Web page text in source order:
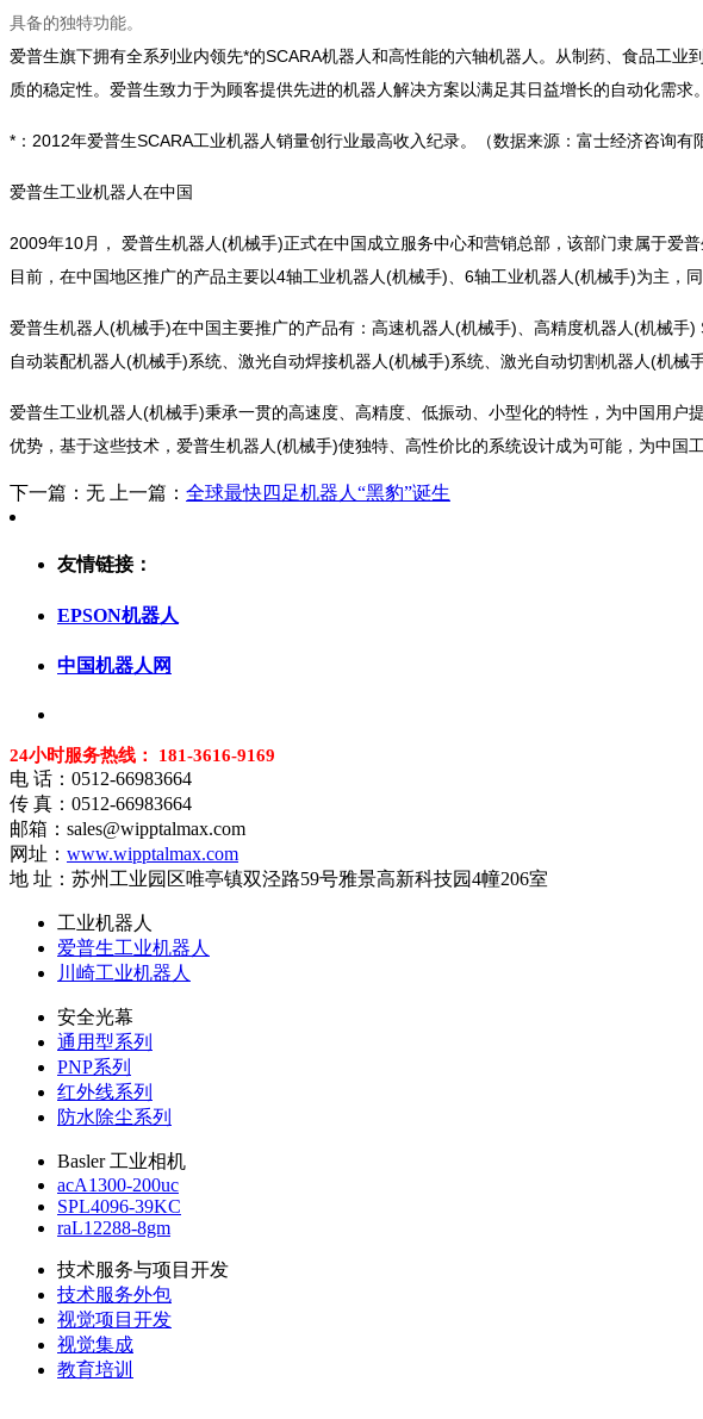
具备的独特功能。
爱普生旗下拥有全系列业内领先*的SCARA机器人和高性能的六轴机器人。从制药、食品工
质的稳定性。爱普生致力于为顾客提供先进的机器人解决方案以满足其日益增长的自动化需
*：2012年爱普生SCARA工业机器人销量创行业最高收入纪录。（数据来源：富士经济咨询
爱普生工业机器人在中国
2009年10月， 爱普生机器人(机械手)正式在中国成立服务中心和营销总部，该部门隶属于爱
目前，在中国地区推广的产品主要以4轴工业机器人(机械手)、6轴工业机器人(机械手)为主，
爱普生机器人(机械手)在中国主要推广的产品有：高速机器人(机械手)、高精度机器人(机械
自动装配机器人(机械手)系统、激光自动焊接机器人(机械手)系统、激光自动切割机器人(机
爱普生工业机器人(机械手)秉承一贯的高速度、高精度、低振动、小型化的特性，为中国用
优势，基于这些技术，爱普生机器人(机械手)使独特、高性价比的系统设计成为可能，为中国
下一篇： 无 上一篇： 全球最快四足机器人“黑豹”诞生
友情链接：
EPSON机器人
中国机器人网
24小时服务热线： 181-3616-9169
电 话：0512-66983664
传 真：0512-66983664
邮箱：sales@wipptalmax.com
网址： www.wipptalmax.com
地 址：苏州工业园区唯亭镇双泾路59号雅景高新科技园4幢206室
工业机器人
爱普生工业机器人
川崎工业机器人
安全光幕
通用型系列
PNP系列
红外线系列
防水除尘系列
Basler 工业相机
acA1300-200uc
SPL4096-39KC
raL12288-8gm
技术服务与项目开发
技术服务外包
视觉项目开发
视觉集成
教育培训